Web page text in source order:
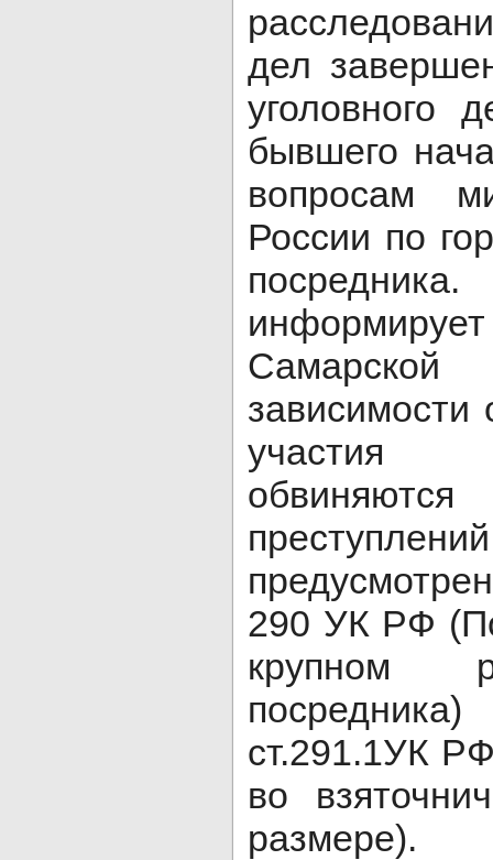
дел
уголовного
бывшего
вопросам
России по
зависимости
участия
290 УК РФ
крупном
ст.291.1УК
во
размере).